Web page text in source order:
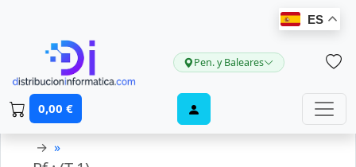
ES
Pen. y Baleares
0,00 €
→ »